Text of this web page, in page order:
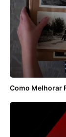
Como Melhorar